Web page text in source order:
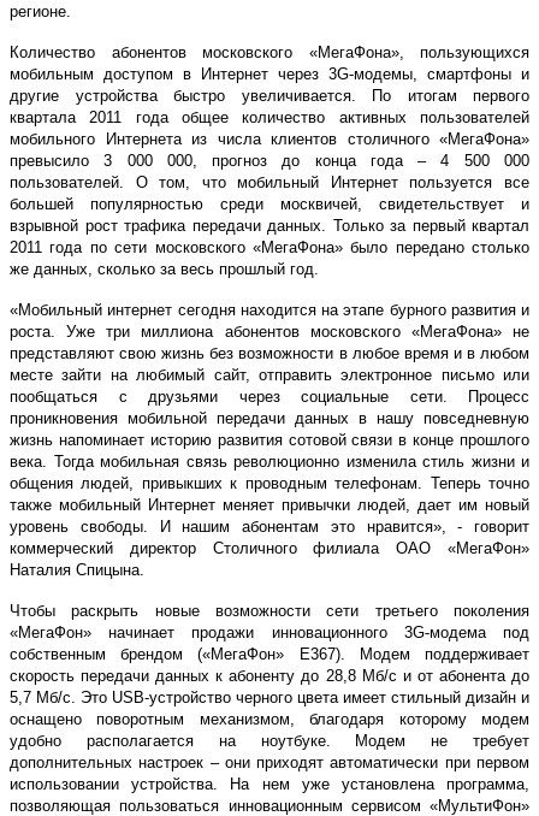
регионе.
Количество абонентов московского «МегаФона», пользующихся
мобильным доступом в Интернет через 3G-модемы, смартфоны и
другие устройства быстро увеличивается. По итогам первого
квартала 2011 года общее количество активных пользователей
мобильного Интернета из числа клиентов столичного «МегаФона»
превысило 3 000 000, прогноз до конца года – 4 500 000
пользователей. О том, что мобильный Интернет пользуется все
большей популярностью среди москвичей, свидетельствует и
взрывной рост трафика передачи данных. Только за первый квартал
2011 года по сети московского «МегаФона» было передано столько
же данных, сколько за весь прошлый год.
«Мобильный интернет сегодня находится на этапе бурного развития и
роста. Уже три миллиона абонентов московского «МегаФона» не
представляют свою жизнь без возможности в любое время и в любом
месте зайти на любимый сайт, отправить электронное письмо или
пообщаться с друзьями через социальные сети. Процесс
проникновения мобильной передачи данных в нашу повседневную
жизнь напоминает историю развития сотовой связи в конце прошлого
века. Тогда мобильная связь революционно изменила стиль жизни и
общения людей, привыкших к проводным телефонам. Теперь точно
также мобильный Интернет меняет привычки людей, дает им новый
уровень свободы. И нашим абонентам это нравится», - говорит
коммерческий директор Столичного филиала ОАО «МегаФон»
Наталия Спицына.
Чтобы раскрыть новые возможности сети третьего поколения
«МегаФон» начинает продажи инновационного 3G-модема под
собственным брендом («МегаФон» E367). Модем поддерживает
скорость передачи данных к абоненту до 28,8 Мб/с и от абонента до
5,7 Мб/с. Это USB-устройство черного цвета имеет стильный дизайн и
оснащено поворотным механизмом, благодаря которому модем
удобно располагается на ноутбуке. Модем не требует
дополнительных настроек – они приходят автоматически при первом
использовании устройства. На нем уже установлена программа,
позволяющая пользоваться инновационным сервисом «МультиФон»